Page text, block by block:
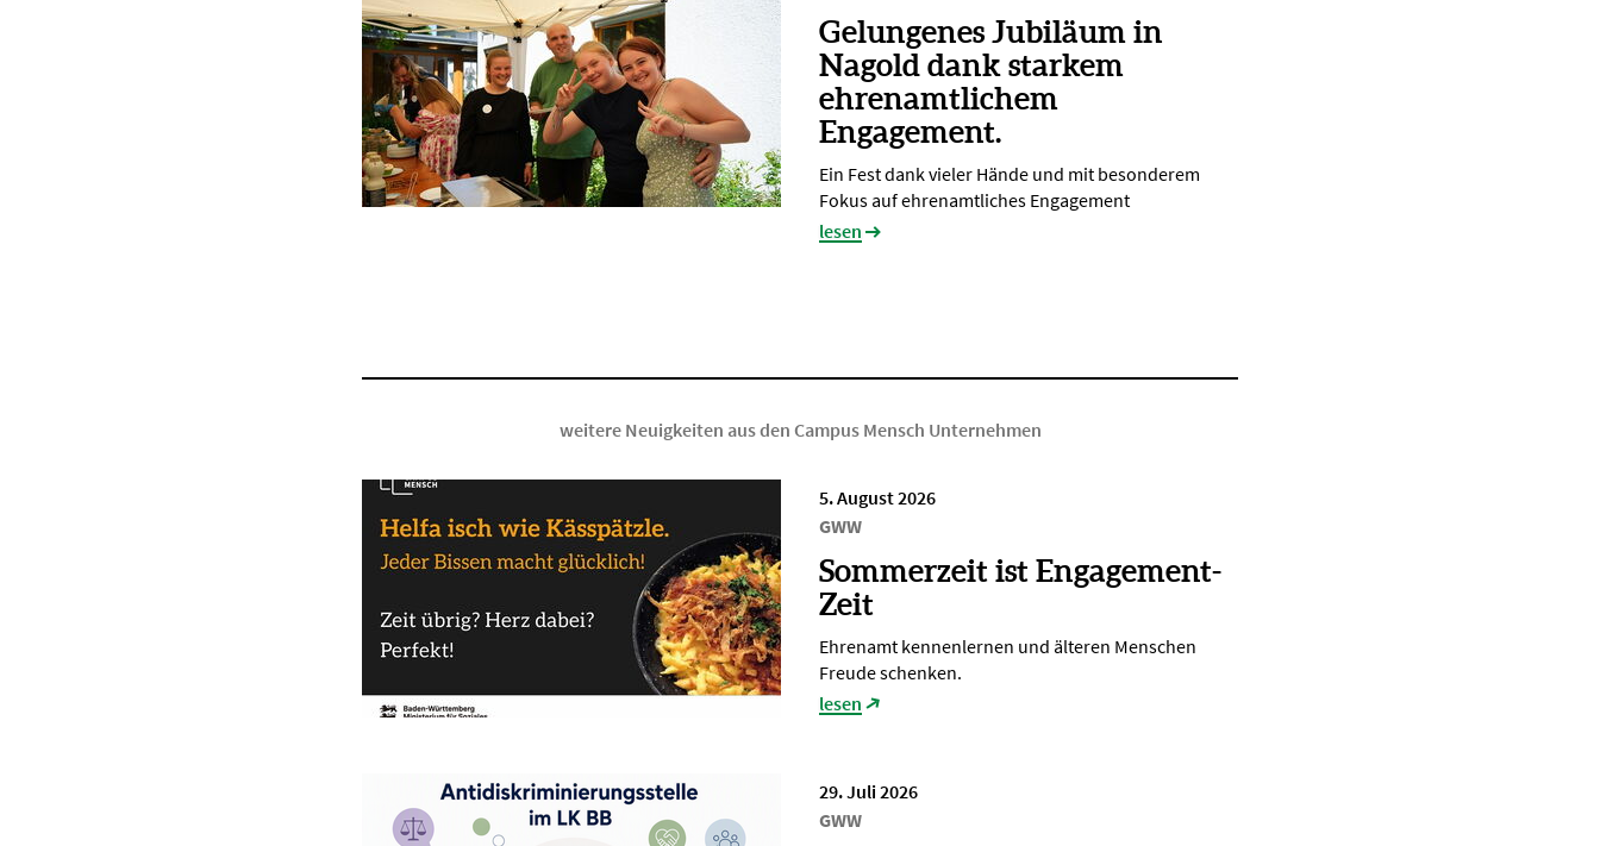
Gelungenes Jubiläum in
Nagold dank starkem
ehrenamtlichem
Engagement.
Ein Fest dank vieler Hände und mit besonderem
Fokus auf ehrenamtliches Engagement
lesen
weitere Neuigkeiten aus den Campus Mensch Unternehmen
5. August 2026
GWW
Sommerzeit ist Engagement-
Zeit
Ehrenamt kennenlernen und älteren Menschen
Freude schenken.
lesen
29. Juli 2026
GWW